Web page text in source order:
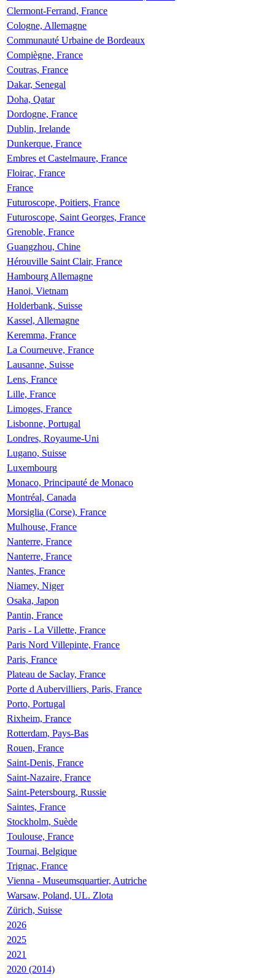
Clermont-Ferrand, France
Cologne, Allemagne
Communauté Urbaine de Bordeaux
Compiègne, France
Coutras, France
Dakar, Senegal
Doha, Qatar
Dordogne, France
Dublin, Irelande
Dunkerque, France
Embres et Castelmaure, France
Floirac, France
France
Futuroscope, Poitiers, France
Futuroscope, Saint Georges, France
Grenoble, France
Guangzhou, Chine
Hérouville Saint Clair, France
Hambourg Allemagne
Hanoi, Vietnam
Holderbank, Suisse
Kassel, Allemagne
Keremma, France
La Courneuve, France
Lausanne, Suisse
Lens, France
Lille, France
Limoges, France
Lisbonne, Portugal
Londres, Royaume-Uni
Lugano, Suisse
Luxembourg
Monaco, Principauté de Monaco
Montréal, Canada
Morsiglia (Corse), France
Mulhouse, France
Nanterre, France
Nanterre, France
Nantes, France
Niamey, Niger
Osaka, Japon
Pantin, France
Paris - La Villette, France
Paris Nord Villepinte, France
Paris, France
Plateau de Saclay, France
Porte d Aubervilliers, Paris, France
Porto, Portugal
Rixheim, France
Rotterdam, Pays-Bas
Rouen, France
Saint-Denis, France
Saint-Nazaire, France
Saint-Petersbourg, Russie
Saintes, France
Stockholm, Suède
Toulouse, France
Tournai, Belgique
Trignac, France
Vienna - Museumsquartier, Autriche
Warsaw, Poland, UL. Zlota
Zürich, Suisse
2026
2025
2021
2020 (2014)